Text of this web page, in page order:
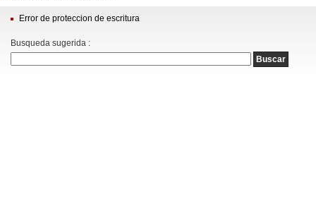
Error de proteccion de escritura
Busqueda sugerida :